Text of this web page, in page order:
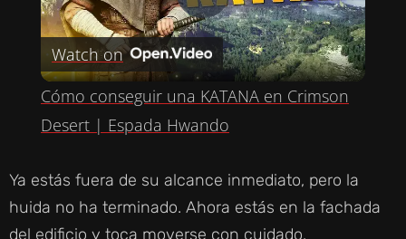
P
L
A
Y
Watch on
Cómo conseguir una KATANA en Crimson
Desert | Espada Hwando
Ya estás fuera de su alcance inmediato, pero la
huida no ha terminado. Ahora estás en la fachada
del edificio y toca moverse con cuidado.